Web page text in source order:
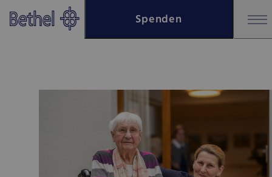
Zum Hauptinhalt springen
Zur Fußzeile springen
Spenden